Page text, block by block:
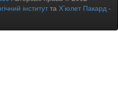
інститутта Х’юлет Пакард -